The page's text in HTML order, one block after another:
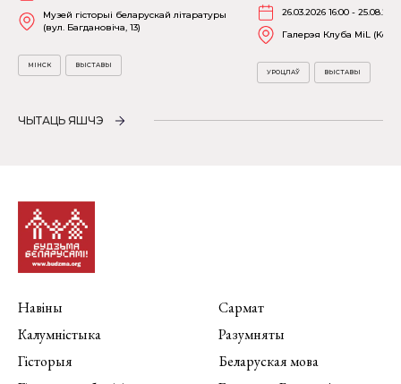
Музей гісторыі беларускай літаратуры
(вул. Багдановіча, 13)
МІНСК ВЫСТАВЫ
26.03.2026 16:00 -
Галерэя Клуба MiL
УРОЦЛАЎ ВЫСТАВЫ
ЧЫТАЦЬ ЯШЧЭ
Навіны
Калумністыка
Гісторыя
Сармат
Разумняты
Беларуская мова